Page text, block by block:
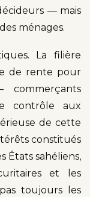
— mais
ménages.
La filière
de rente pour
commerçants
contrôle aux
de cette
constitués
États sahéliens,
et les
toujours les